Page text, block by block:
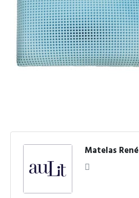
Matelas René